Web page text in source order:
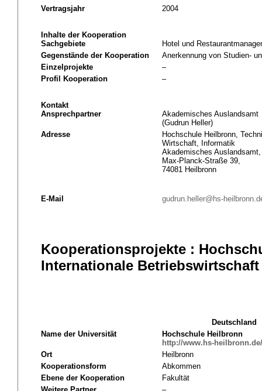
Vertragsjahr
2004
Inhalte der Kooperation
Sachgebiete
Hotel und
Gegenstände der Kooperation
Anerkennung von Studien-
Einzelprojekte
–
Profil Kooperation
–
Kontakt
Ansprechpartner
Akademisches Auslandsamt
(Gudrun Heller)
Adresse
Hochschule Heilbronn,
Wirtschaft, Informatik
Akademisches Auslandsamt,
Max-Planck-Straße 39,
74081 Heilbronn
E-Mail gudrun.heller@hs-
Kooperationsprojekte :
Internationale Betriebswirtschaft
Deutschland
Name der Universität
Hochschule Heilbronn
http://www.hs-heilbronn.de/
Ort
Heilbronn
Kooperationsform
Abkommen
Ebene der Kooperation
Fakultät